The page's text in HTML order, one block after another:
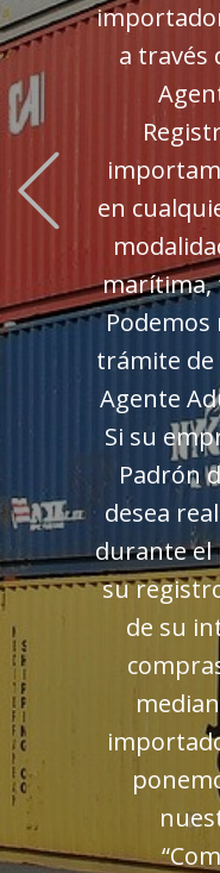
a través
en
marítima,
trámite
Agente
Si su
Padrón
desea
durante el
su
de su
Previous